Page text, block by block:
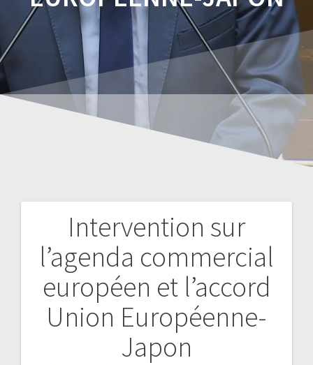
Intervention sur
l’agenda commercial
européen et l’accord
Union Européenne-
Japon